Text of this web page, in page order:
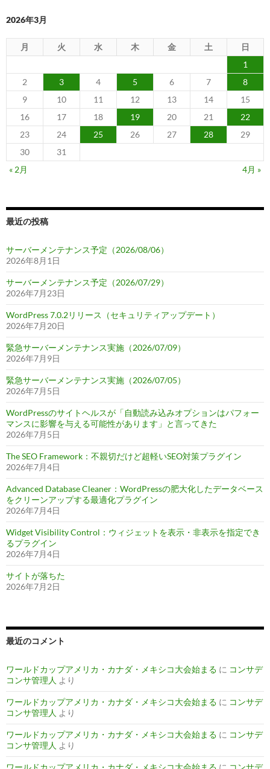
2026年3月
月 火 水 木 金 土
日
1
2
3 4 5 6 7
8
9
10 11 12 13 14
15
16
17 18 19 20 21
22
23
24 25 26 27 28
29
30
31
« 2月
4月 »
最近の投稿
サーバーメンテナンス予定（2026/08/06）
2026年8月1日
サーバーメンテナンス予定（2026/07/29）
2026年7月23日
WordPress 7.0.2リリース（セキュリティアップデート）
2026年7月20日
緊急サーバーメンテナンス実施（2026/07/09）
2026年7月9日
緊急サーバーメンテナンス実施（2026/07/05）
2026年7月5日
WordPressのサイトヘルスが「自動読み込みオプションはパフォー
マンスに影響を与える可能性があります」と言ってきた
2026年7月5日
The SEO Framework：不親切だけど超軽いSEO対策プラグイン
2026年7月4日
Advanced Database Cleaner：WordPressの肥大化したデータベース
をクリーンアップする最適化プラグイン
2026年7月4日
Widget Visibility Control：ウィジェットを表示・非表示を指定でき
るプラグイン
2026年7月4日
サイトが落ちた
2026年7月2日
最近のコメント
ワールドカップアメリカ・カナダ・メキシコ大会始まる に コンサデ
コンサ管理人 より
ワールドカップアメリカ・カナダ・メキシコ大会始まる に コンサデ
コンサ管理人 より
ワールドカップアメリカ・カナダ・メキシコ大会始まる に コンサデ
コンサ管理人 より
ワールドカップアメリカ・カナダ・メキシコ大会始まる に コンサデ